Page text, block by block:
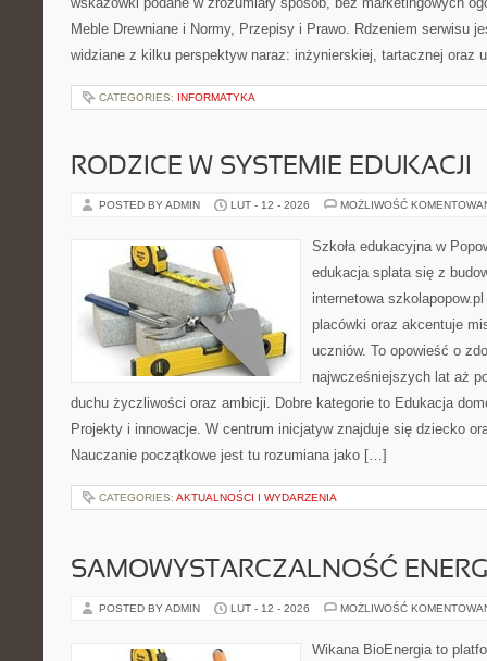
Meble Drewniane i Normy, Przepisy i Prawo. Rdzeniem serwisu
widziane z kilku perspektyw naraz: inżynierskiej, tartacznej oraz
CATEGORIES: INFORMATYKA
RODZICE W SYSTEMIE EDUKACJI
POSTED BY ADMIN LUT - 12 - 2026 MOŻLIWOŚĆ
Szkoła edukacyjna w
edukacja splata się z
internetowa
placówki oraz akcentuje
uczniów. To opowieść o
najwcześniejszych lat aż
duchu życzliwości oraz ambicji. Dobre kategorie to Edukacja
Projekty i innowacje. W centrum inicjatyw znajduje się dziecko
Nauczanie początkowe jest tu rozumiana jako […]
CATEGORIES: AKTUALNOŚCI I WYDARZENIA
SAMOWYSTARCZALNOŚĆ
POSTED BY ADMIN LUT - 12 - 2026 MOŻLIWOŚĆ
Wikana BioEnergia to